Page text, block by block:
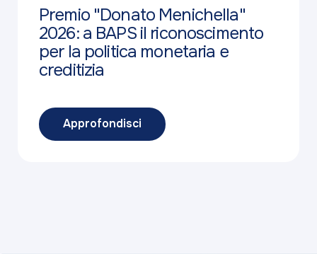
Premio "Donato Menichella"
2026: a BAPS il riconoscimento
per la politica monetaria e
creditizia
Approfondisci